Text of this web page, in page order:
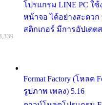
โปรแกรม LINE PC ใ
หน้าจอ ได้อย่างสะดวก
สติกเกอร์ มีการอัปเดต
Format Factory (โหลด
รูปภาพ เพลง) 5.16